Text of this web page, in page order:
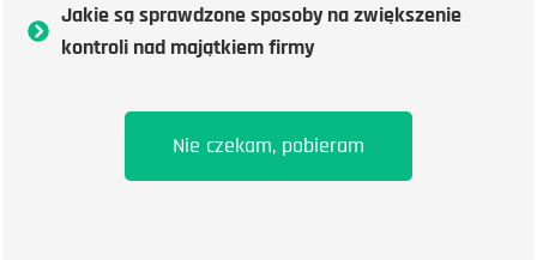
Jakie są sprawdzone sposoby na zwiększenie
kontroli nad majątkiem firmy
Nie czekam, pobieram